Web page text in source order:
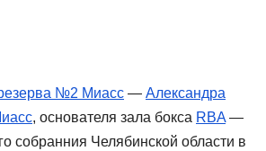
№2 Миасс — Александра
, основателя зала бокса RBA—
собранния Челябинской области в